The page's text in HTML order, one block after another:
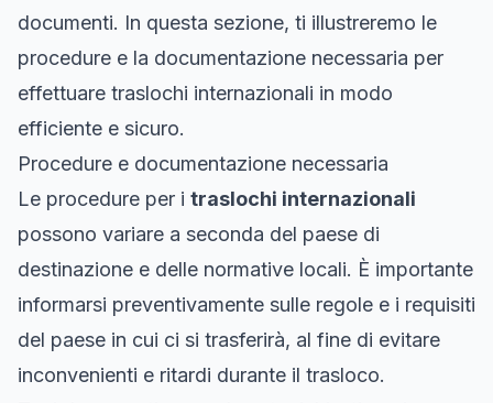
documenti. In questa sezione, ti illustreremo le
procedure e la documentazione necessaria per
effettuare traslochi internazionali in modo
efficiente e sicuro.
Procedure e documentazione necessaria
Le procedure per i traslochi internazionali
possono variare a seconda del paese di
destinazione e delle normative locali. È importante
informarsi preventivamente sulle regole e i requisiti
del paese in cui ci si trasferirà, al fine di evitare
inconvenienti e ritardi durante il trasloco.